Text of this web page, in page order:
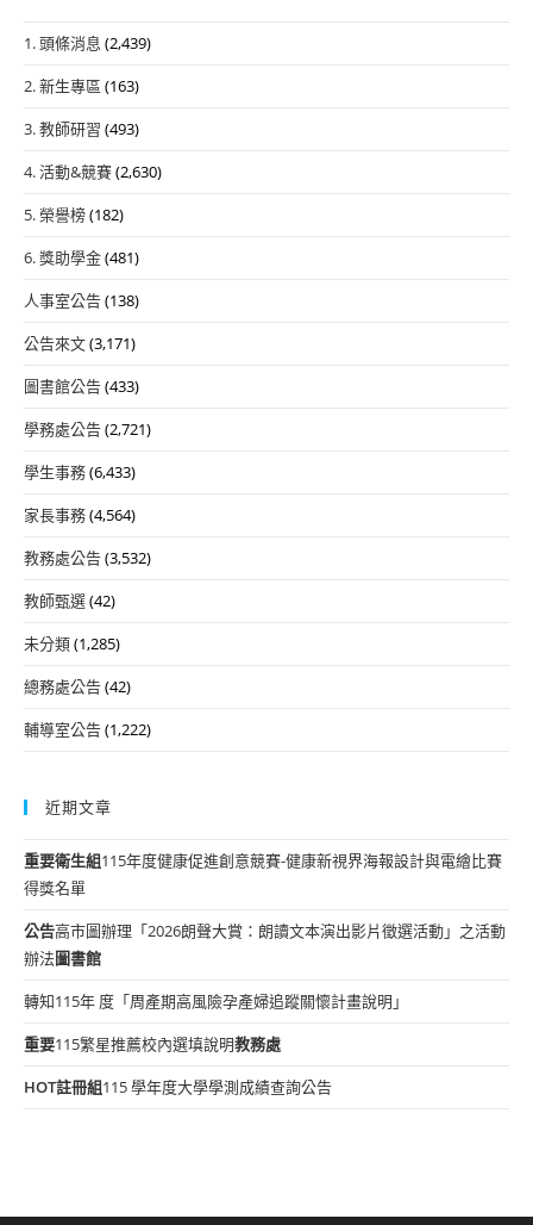
1. 頭條消息 (2,439)
2. 新生專區 (163)
3. 教師研習 (493)
4. 活動&競賽(2,630)
5. 榮譽榜(182)
6. 獎助學金(481)
人事室公告(138)
公告來文(3,171)
圖書館公告(433)
學務處公告(2,721)
學生事務(6,433)
家長事務(4,564)
教務處公告(3,532)
教師甄選(42)
未分類(1,285)
總務處公告(42)
輔導室公告(1,222)
近期文章
重要衛生組115年度健康促進創意競賽-健康新視界海報設計與電繪比賽
得獎名單
公告高市圖辦理「2026朗聲大賞：朗讀文本演出影片徵選活動」之活動
辦法圖書館
轉知115年 度「周產期高風險孕產婦追蹤關懷計畫說明」
重要115繁星推薦校內選填說明教務處
HOT註冊組115 學年度大學學測成績查詢公告